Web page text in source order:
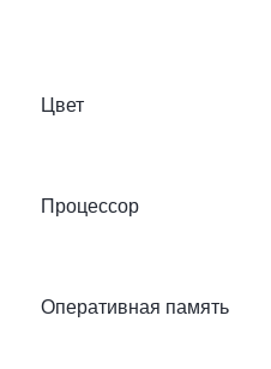
Цвет
Процессор
Оперативная память